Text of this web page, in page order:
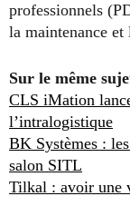
professionnels
la maintenance
Sur le même
CLS iMation
l’intralogistique
BK Systèmes :
salon SITL
Tilkal : avoir une